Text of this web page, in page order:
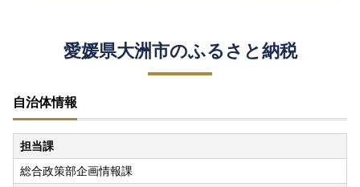
愛媛県大洲市のふるさと納税
自治体情報
担当課
総合政策部企画情報課